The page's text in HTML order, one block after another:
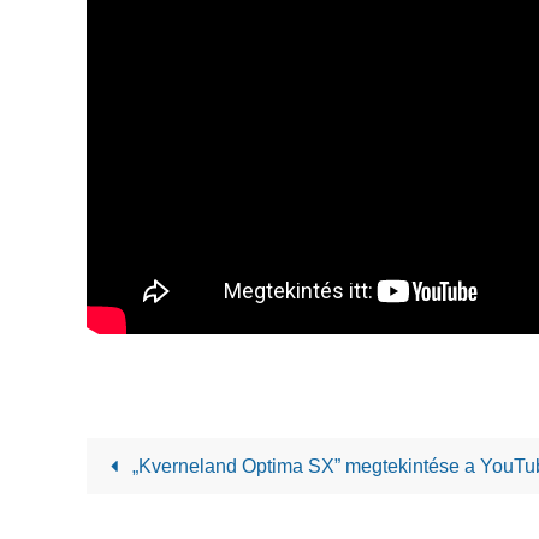
„Kverneland Optima SX” megtekintése a